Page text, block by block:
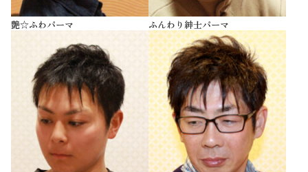
艶☆ふわパーマ ふんわり紳士パーマ